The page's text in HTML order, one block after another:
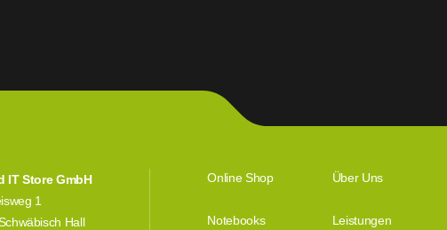
IT Store GmbH
1
Hall
Online Shop Über Uns
Notebooks Leistungen